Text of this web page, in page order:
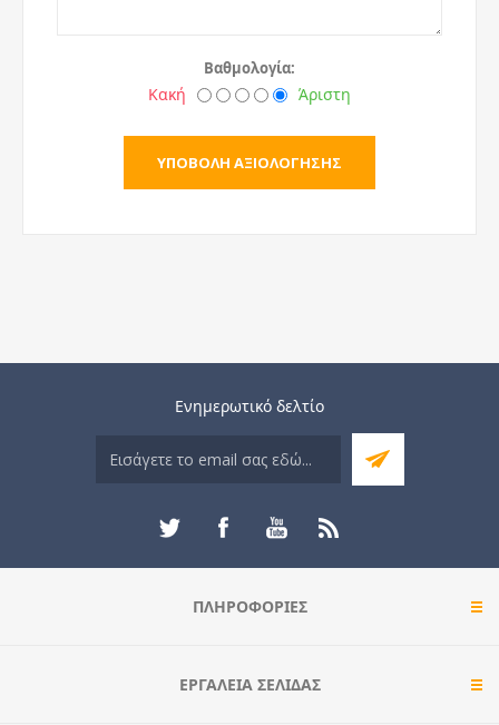
Βαθμολογία:
Κακή Άριστη
Ενημερωτικό δελτίο
ΠΛΗΡΟΦΟΡΊΕΣ
ΕΡΓΑΛΕΊΑ ΣΕΛΊΔΑΣ